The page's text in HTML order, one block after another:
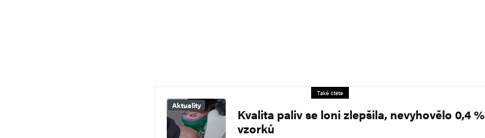
Také čtěte
Aktuality
Kvalita paliv se loni zlepšila, nevyhovělo 0,4 %
vzorků